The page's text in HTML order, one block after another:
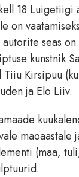
18 Luigetiigi
on
seas on
kunstnik
Tiiu Kirsipuu
ja Elo Liiv.
maoaastale
(maa,